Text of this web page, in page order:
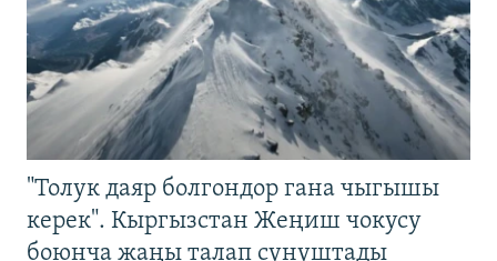
"Толук даяр болгондор гана чыгышы
керек". Кыргызстан Жеңиш чокусу
боюнча жаңы талап сунуштады